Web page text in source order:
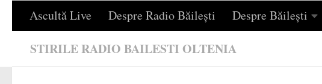
Ascultă Live Despre Radio Băilești Despre Băilești
STIRILE RADIO BAILESTI OLTENIA